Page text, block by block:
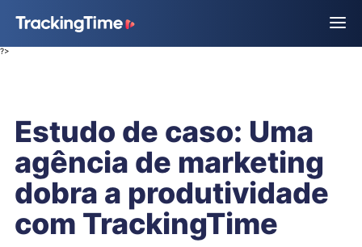
?>
Estudo de caso: Uma
agência de marketing
dobra a produtividade
com TrackingTime